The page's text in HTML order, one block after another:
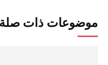
موضوعات ذات صلة